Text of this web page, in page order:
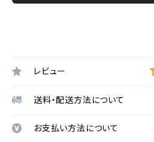
レビュー
送料・配送方法について
お支払い方法について